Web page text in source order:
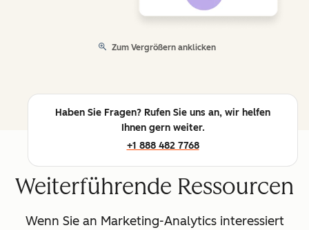
Zum Vergrößern anklicken
Haben Sie Fragen? Rufen Sie uns an, wir helfen
Ihnen gern weiter.
+1 888 482 7768
Weiterführende Ressourcen
Wenn Sie an Marketing-Analytics interessiert